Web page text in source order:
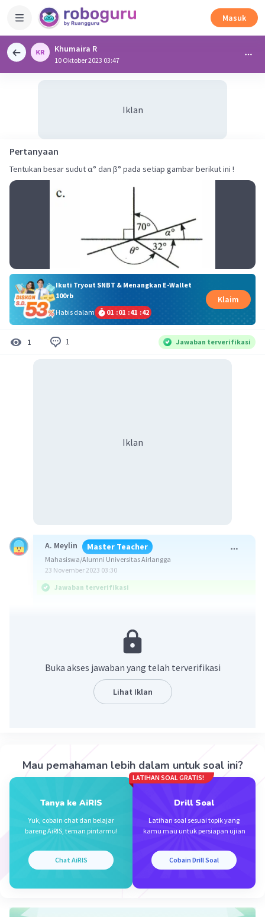
Masuk
Khumaira R
10 Oktober 2023 03:47
Iklan
Pertanyaan
Tentukan besar sudut α° dan β° pada setiap gambar berikut ini !
Ikuti Tryout SNBT & Menangkan E-Wallet
100rb
Habis dalam
01 :01 :41 :41
Klaim
1 1 Jawaban terverifikasi
Iklan
A. Meylin Master Teacher
Mahasiswa/Alumni Universitas Airlangga
23 November 2023 03:30
Jawaban terverifikasi
Asumsikan soal, Tentukan besar sudut 𝞪 dan 𝞱!
Ingat konsep berikut :
- Jumlah sudut dalam satu putaran adalah 360°
- Jumlah sudut berpenyiku adalah 90°
Pembahasan :
Berdasarkan konsep diatas diperoleh :
70° + 𝞪 = 90°
𝞪 = 20°
pada gambar sudut 𝞪 saling bertolak belakang
maka diperoleh :
90° + 70° + 𝞪 + 32° + 𝞱 + 𝞪 = 360°
Buka akses jawaban yang telah terverifikasi
Lihat Iklan
Mau pemahaman lebih dalam untuk soal ini?
Tanya ke AiRIS
Yuk, cobain chat dan belajar
bareng AiRIS, teman pintarmu!
Chat AiRIS
LATIHAN SOAL GRATIS!
Drill Soal
Latihan soal sesuai topik yang
kamu mau untuk persiapan ujian
Cobain Drill Soal